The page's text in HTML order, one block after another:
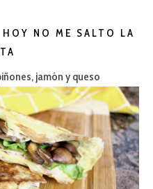
NO ME SALTO LA
jamón y queso